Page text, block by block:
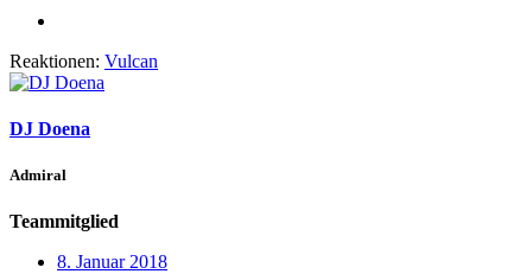
Reaktionen: Vulcan
DJ Doena
Admiral
Teammitglied
8. Januar 2018